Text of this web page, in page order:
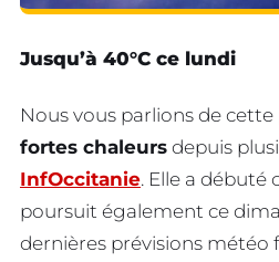
Jusqu’à 40°C ce lundi
Nous vous parlions de
fortes chaleurs depuis
InfOccitanie. Elle a débuté
poursuit également ce
dernières prévisions météo